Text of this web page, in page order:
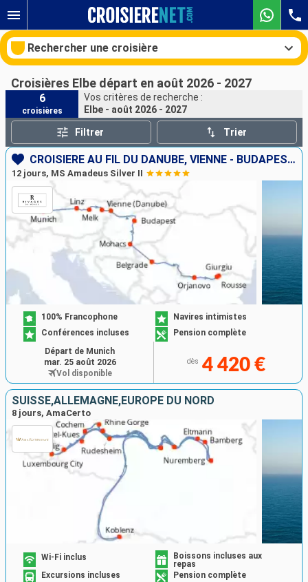
Rechercher une croisière
Nos destinations
Mois de départ
Ports Compagnies
Rechercher
Croisières Elbe départ en août 2026 - 2027
6
croisières
Vos critères de recherche :
Elbe - août 2026 - 2027
Filtrer Trier
CROISIÈRE AU FIL DU DANUBE, VIENNE - BUDAPEST, LES PORTES DE FER
12 jours, MS Amadeus Silver II
100% Francophone
Navires intimistes
Conférences incluses
Pension complète
dès 4 420 €
Départ de Munich
mar. 25 août 2026
Vol disponible
SUISSE,ALLEMAGNE,EUROPE DU NORD
8 jours, AmaCerto
Wi-Fi inclus
Boissons incluses aux
repas
Excursions incluses
Pension complète